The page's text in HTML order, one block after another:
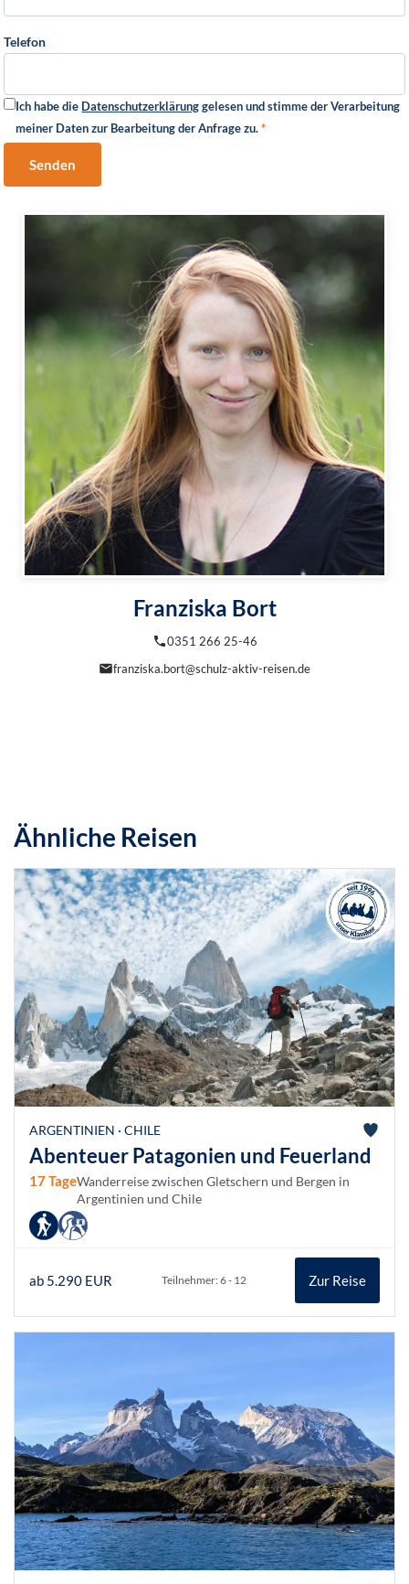
Telefon
Ich habe die Datenschutzerklärunggelesen und stimme der Verarbeitung
meiner Daten zur Bearbeitung der Anfrage zu.*
Senden
Franziska Bort
0351 266 25-46
franziska.bort@schulz-aktiv-reisen.de
Ähnliche Reisen
ARGENTINIEN · CHILE
Abenteuer Patagonien und Feuerland
17 TageWanderreise zwischen Gletschern und Bergen in
Argentinien und Chile
ab 5.290 EUR Teilnehmer: 6 - 12 Zur Reise